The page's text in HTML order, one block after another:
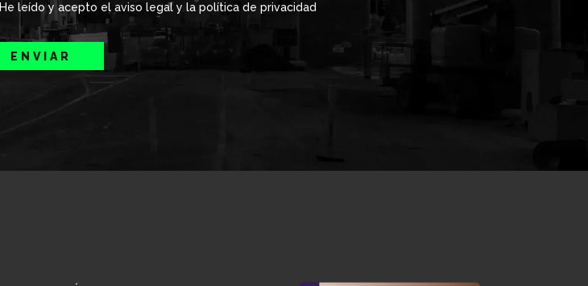
He leído y acepto el aviso legal y la política de privacidad
ENVIAR